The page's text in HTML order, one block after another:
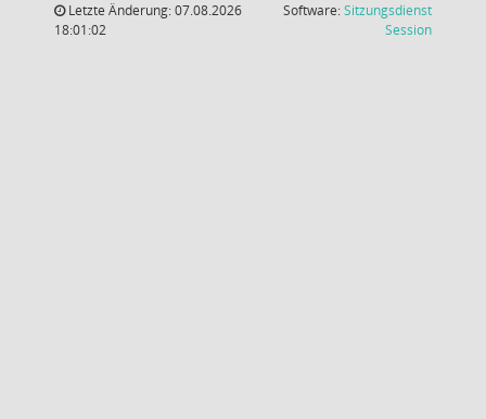
Letzte Änderung: 07.08.2026
18:01:02
Software:Sitzungsdienst
Session(Wird in